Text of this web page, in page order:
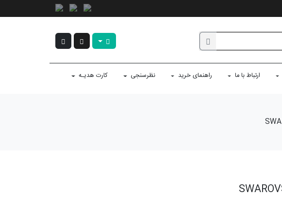
ارتباط با ما راهنمای خرید نظرسنجی کارت هدیـه